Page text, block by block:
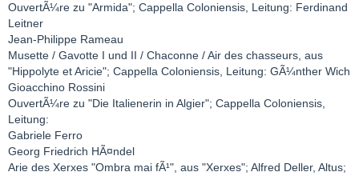
OuvertÃ¼re zu "Armida"; Cappella Coloniensis, Leitung: Ferdinand
Leitner
Jean-Philippe Rameau
Musette / Gavotte I und II / Chaconne / Air des chasseurs, aus
"Hippolyte et Aricie"; Cappella Coloniensis, Leitung: GÃ¼nther Wich
Gioacchino Rossini
OuvertÃ¼re zu "Die Italienerin in Algier"; Cappella Coloniensis,
Leitung:
Gabriele Ferro
Georg Friedrich HÃ¤ndel
Arie des Xerxes "Ombra mai fÃ¹", aus "Xerxes"; Alfred Deller, Altus;